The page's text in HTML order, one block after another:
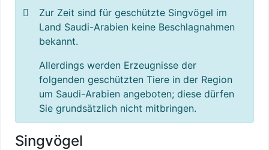
Zur Zeit sind für geschützte Singvögel im
Land Saudi-Arabien keine Beschlagnahmen
bekannt.
Allerdings werden Erzeugnisse der
folgenden geschützten Tiere in der Region
um Saudi-Arabien angeboten; diese dürfen
Sie grundsätzlich nicht mitbringen.
Singvögel